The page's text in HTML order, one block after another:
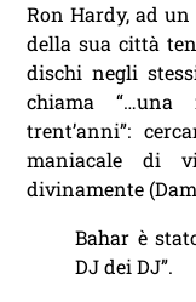
Ron Hardy, ad
della sua città
dischi negli
chiama
trent’anni”:
maniacale di
divinamente
Bahar è
DJ dei DJ”.